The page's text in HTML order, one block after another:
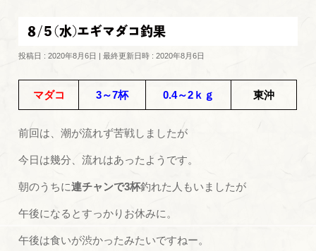
８/５(水)エギマダコ釣果
投稿日 : 2020年8月6日 最終更新日時 : 2020年8月6日
マダコ 3～7杯 0.4～2ｋｇ 東沖
前回は、潮が流れず苦戦しましたが
今日は幾分、流れはあったようです。
朝のうちに連チャンで3杯釣れた人もいましたが
午後になるとすっかりお休みに。
午後は食いが渋かったみたいですねー。